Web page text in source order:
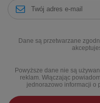
Dane są przetwarzane
Powyższe dane nie są
reklam. Włączając
jednorazowo informacji o